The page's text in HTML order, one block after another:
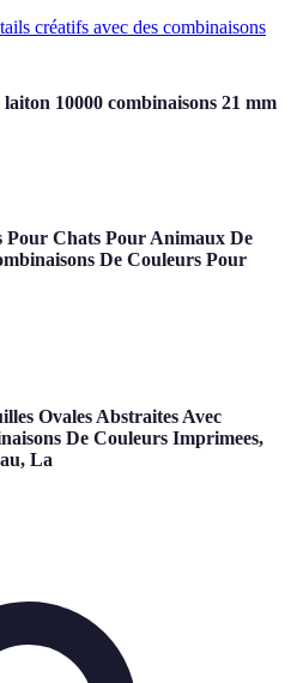
créatifs avec des combinaisons
10000 combinaisons 21 mm
Pour Chats Pour Animaux De
De Couleurs Pour
Ovales Abstraites Avec
De Couleurs Imprimees,
La